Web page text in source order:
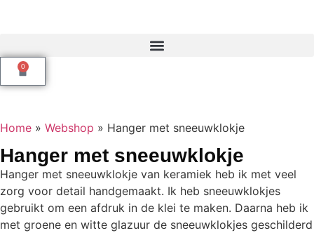
0
Home » Webshop » Hanger met sneeuwklokje
Hanger met sneeuwklokje
Hanger met sneeuwklokje van keramiek heb ik met veel
zorg voor detail handgemaakt. Ik heb sneeuwklokjes
gebruikt om een afdruk in de klei te maken. Daarna heb ik
met groene en witte glazuur de sneeuwklokjes geschilderd